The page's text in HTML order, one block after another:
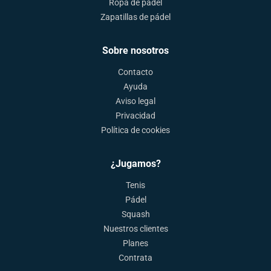
Ropa de pádel
Zapatillas de pádel
Sobre nosotros
Contacto
Ayuda
Aviso legal
Privacidad
Política de cookies
¿Jugamos?
Tenis
Pádel
Squash
Nuestros clientes
Planes
Contrata